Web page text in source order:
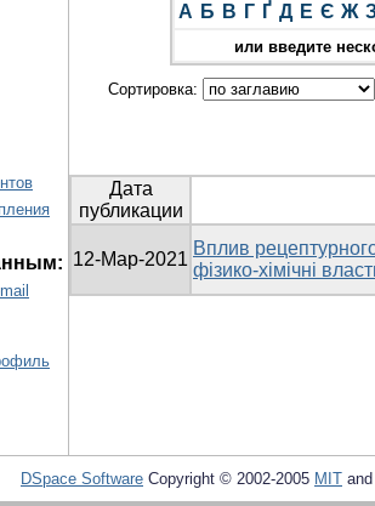
А Б В Г Ґ Д Е Є Ж
или введите
Сортировка:
Дата
публикации
12-Мар-2021
Вплив
фізико-хімічні
DSpace Software Copyright © 2002-2005 MIT